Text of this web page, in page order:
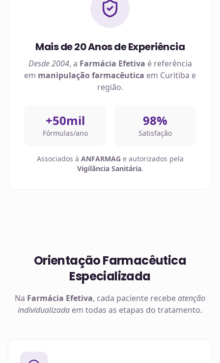
Mais de 20 Anos de Experiência
Desde 2004, a Farmácia Efetiva é referência
em manipulação farmacêutica em Curitiba e
região.
+50mil
Fórmulas/ano
98%
Satisfação
Associados à ANFARMAG e autorizados pela
Vigilância Sanitária.
Orientação Farmacêutica
Especializada
Na Farmácia Efetiva, cada paciente recebeatenção
individualizada em todas as etapas do tratamento.